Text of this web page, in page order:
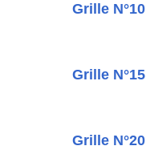
Grille N°10
Grille N°15
Grille N°20